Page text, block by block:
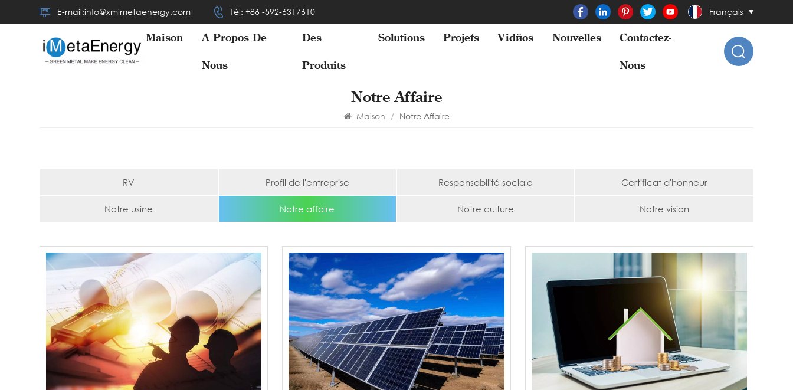
E-mail:info@xmimetaenergy.com Tél: +86 -592-6317610 Français
Maison À Propos De
Nous
Des
Produits
Solutions Projets Vidéos Nouvelles Contactez-
Nous
Notre Affaire
Maison / Notre Affaire
RV Profil de l'entreprise Responsabilité sociale Certificat d'honneur
Notre usine Notre affaire Notre culture Notre vision